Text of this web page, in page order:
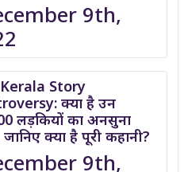
9th,
Story
क्या है उन
लड़कियों का अनसुना
क्या है पूरी कहानी?
9th,